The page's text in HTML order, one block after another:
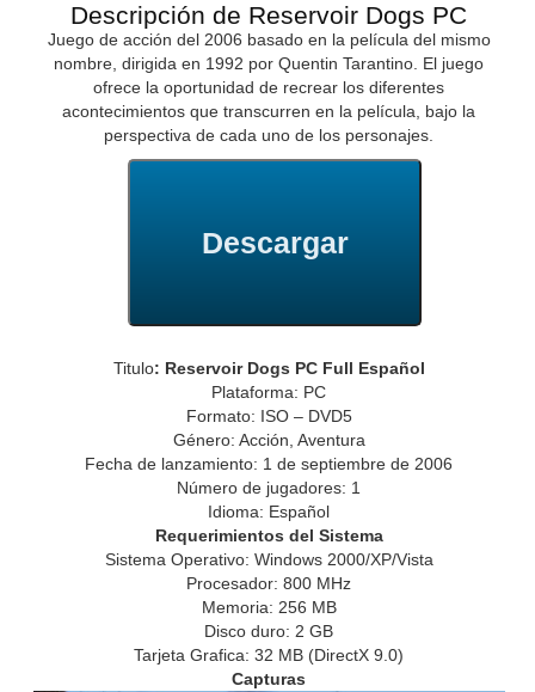
Descripción de Reservoir Dogs PC
Juego de acción del 2006 basado en la película del mismo
nombre, dirigida en 1992 por Quentin Tarantino. El juego
ofrece la oportunidad de recrear los diferentes
acontecimientos que transcurren en la película, bajo la
perspectiva de cada uno de los personajes.
Descargar
Titulo: Reservoir Dogs PC Full Español
Plataforma: PC
Formato: ISO – DVD5
Género: Acción, Aventura
Fecha de lanzamiento: 1 de septiembre de 2006
Número de jugadores: 1
Idioma: Español
Requerimientos del Sistema
Sistema Operativo: Windows 2000/XP/Vista
Procesador: 800 MHz
Memoria: 256 MB
Disco duro: 2 GB
Tarjeta Grafica: 32 MB (DirectX 9.0)
Capturas